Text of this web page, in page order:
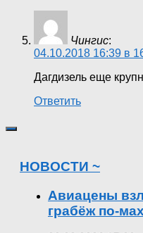
Чингис:
04.10.2018 16:39 в
Дагдизель еще
Ответить
НОВОСТИ ~
Авиацены
грабёж по-